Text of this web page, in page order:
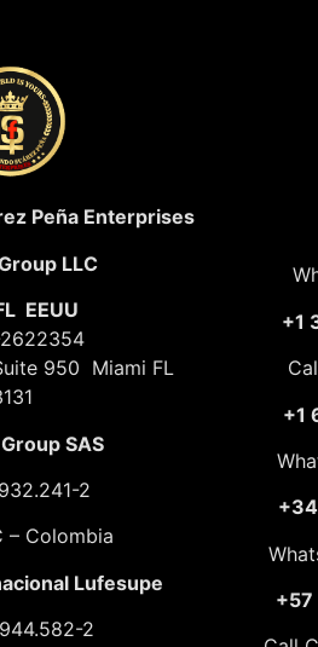
Peña Enterprises
LLC
EEUU
950 Miami FL
SAS
2
– Colombia
Lufesupe
2
+1
+1
+57